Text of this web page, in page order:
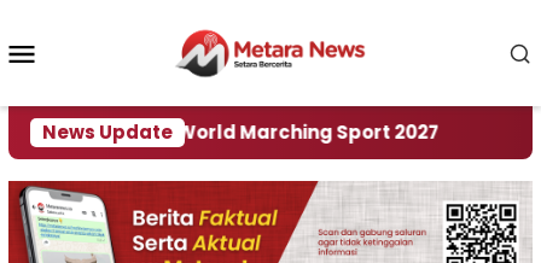
konten
News Update
Rumah World Marching Sport 2027